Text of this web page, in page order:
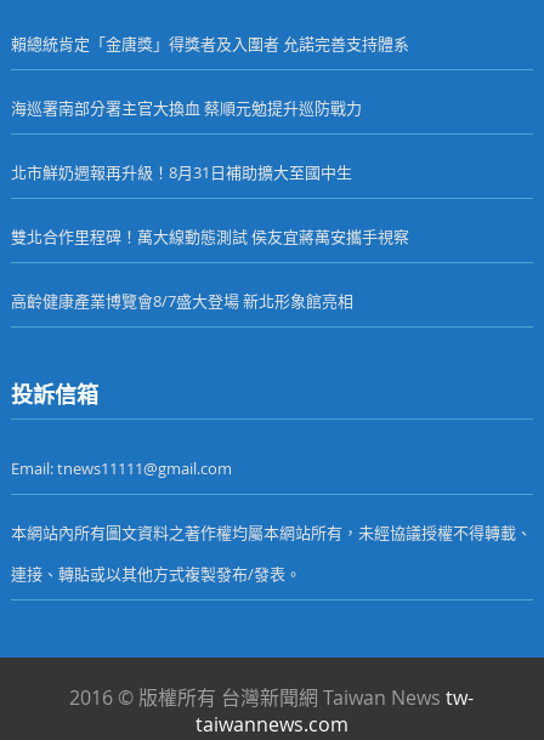
賴總統肯定「金唐獎」得獎者及入圍者 允諾完善支持體系
海巡署南部分署主官大換血 蔡順元勉提升巡防戰力
北市鮮奶週報再升級！8月31日補助擴大至國中生
雙北合作里程碑！萬大線動態測試 侯友宜蔣萬安攜手視察
高齡健康產業博覽會8/7盛大登場 新北形象館亮相
投訴信箱
Email: tnews11111@gmail.com
本網站內所有圖文資料之著作權均屬本網站所有，未經協議授權不得轉載、
連接、轉貼或以其他方式複製發布/發表。
2016 © 版權所有 台灣新聞網 Taiwan Newstw-
taiwannews.com